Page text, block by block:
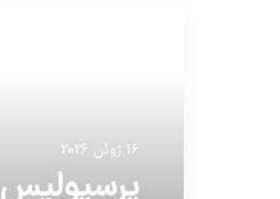
16 ژوئن 2026
پرسپولیس ITC طارمی را صادر کرد